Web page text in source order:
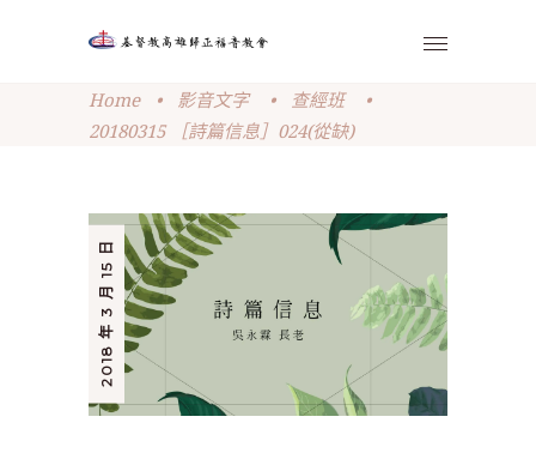
Home • 影音文字 • 查經班
•
20180315 ［詩篇信息］024(從缺)
2018 年 3 月 15 日